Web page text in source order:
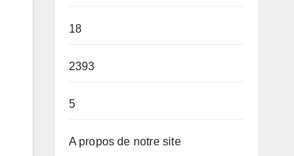
18
2393
5
A propos de notre site